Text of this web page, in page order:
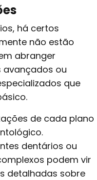
há certos
não estão
abranger
ou
que
de cada plano
dentários ou
podem vir
detalhadas sobre